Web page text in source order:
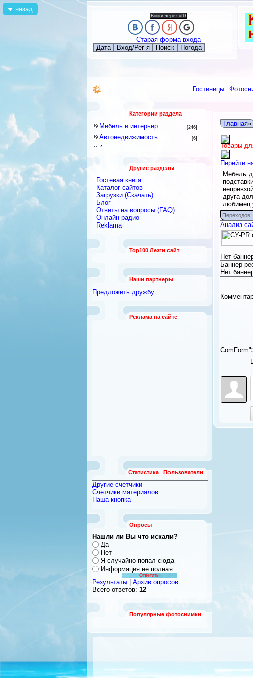
Войти через uID
Старая форма входа
Дата
Вход/Рег-я Поиск Погода
Гостиницы
Категории раздела
Мебель и интерьер [246]
Автонедвижимость [6]
Аренда квартир и комнат
Строительное оборудование
Перевозки
Посуточная аренда
Ремонтные и строительные
материалы
Строительные и ремонтные
работы
Безопасность и охрана
Бытовая техника
Другие разделы
Гостевая книга
Каталог сайтов
Загрузки (Скачать)
Блог
Ответы на вопросы (FAQ)
Онлайн радио
Reklama
Top100 Лезги сайт
Наши партнеры
Предложить дружбу
Реклама на сайте
Статистика Пользователи
Другие счетчики
Счетчики материалов
Наша кнопка
Опросы
Нашли ли Вы что искали?
Да
Нет
Я случайно попал сюда
Информация не полная
Результаты
Архив опросов
Всего ответов: 12
Популярные фотоснимки
Главная»
Товары
Перейти
Мебель
друга
любимец
Переходов:
Анализ
Нет
Баннер
Нет
назад